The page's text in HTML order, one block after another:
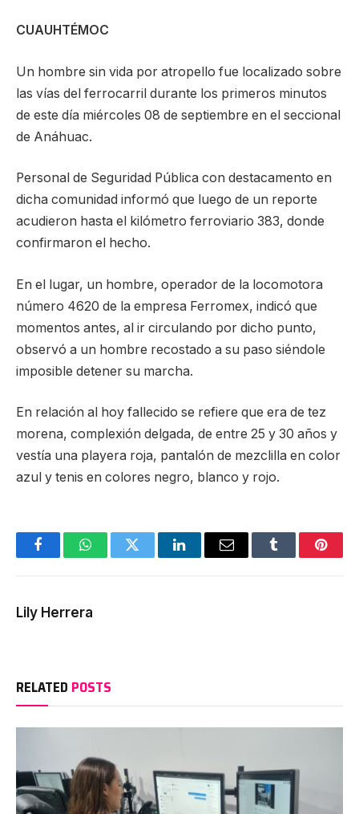
CUAUHTÉMOC
Un hombre sin vida por atropello fue localizado sobre
las vías del ferrocarril durante los primeros minutos
de este día miércoles 08 de septiembre en el seccional
de Anáhuac.
Personal de Seguridad Pública con destacamento en
dicha comunidad informó que luego de un reporte
acudieron hasta el kilómetro ferroviario 383, donde
confirmaron el hecho.
En el lugar, un hombre, operador de la locomotora
número 4620 de la empresa Ferromex, indicó que
momentos antes, al ir circulando por dicho punto,
observó a un hombre recostado a su paso siéndole
imposible detener su marcha.
En relación al hoy fallecido se refiere que era de tez
morena, complexión delgada, de entre 25 y 30 años y
vestía una playera roja, pantalón de mezclilla en color
azul y tenis en colores negro, blanco y rojo.
FacebookWhatsAppTwitter LinkedInEmail Tumblr
Lily Herrera
RELATED POSTS